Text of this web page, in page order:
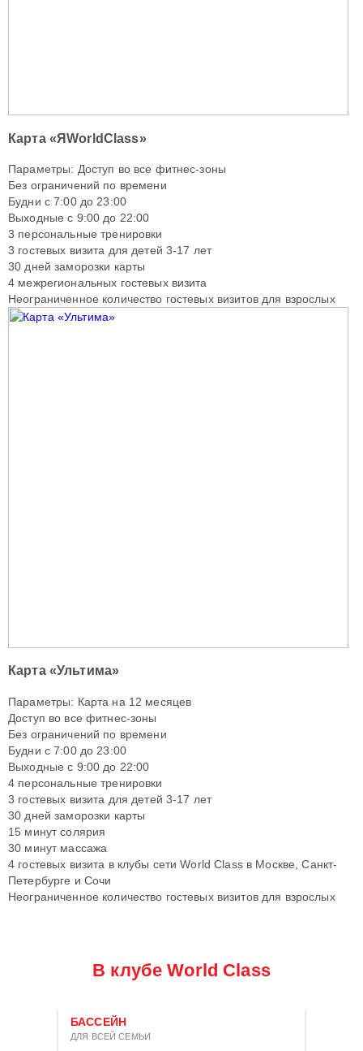
Карта «ЯWorldClass»
Параметры: Доступ во все фитнес-зоны
Без ограничений по времени
Будни с 7:00 до 23:00
Выходные с 9:00 до 22:00
3 персональные тренировки
3 гостевых визита для детей 3-17 лет
30 дней заморозки карты
4 межрегиональных гостевых визита
Неограниченное количество гостевых визитов для взрослых
Карта «Ультима»
Параметры: Карта на 12 месяцев
Доступ во все фитнес-зоны
Без ограничений по времени
Будни с 7:00 до 23:00
Выходные с 9:00 до 22:00
4 персональные тренировки
3 гостевых визита для детей 3-17 лет
30 дней заморозки карты
15 минут солярия
30 минут массажа
4 гостевых визита в клубы сети World Class в Москве, Санкт-
Петербурге и Сочи
Неограниченное количество гостевых визитов для взрослых
В клубе World Class
БАССЕЙН
ДЛЯ ВСЕЙ СЕМЬИ